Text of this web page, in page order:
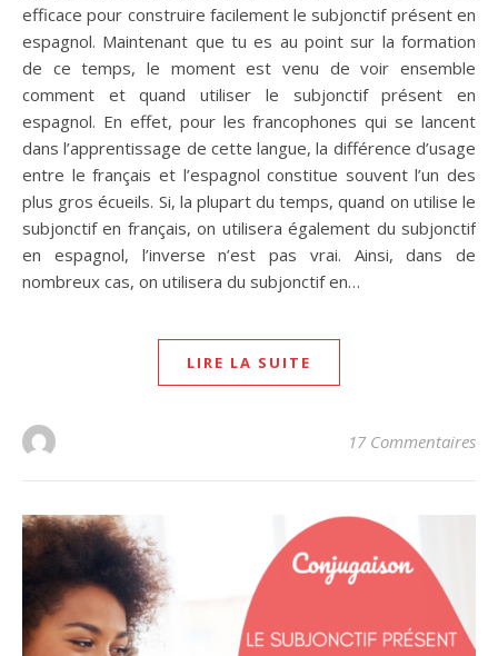
efficace pour construire facilement le subjonctif présent en
espagnol. Maintenant que tu es au point sur la formation
de ce temps, le moment est venu de voir ensemble
comment et quand utiliser le subjonctif présent en
espagnol. En effet, pour les francophones qui se lancent
dans l’apprentissage de cette langue, la différence d’usage
entre le français et l’espagnol constitue souvent l’un des
plus gros écueils. Si, la plupart du temps, quand on utilise le
subjonctif en français, on utilisera également du subjonctif
en espagnol, l’inverse n’est pas vrai. Ainsi, dans de
nombreux cas, on utilisera du subjonctif en…
LIRE LA SUITE
17 Commentaires